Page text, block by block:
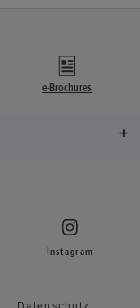
e-Brochures
Instagram